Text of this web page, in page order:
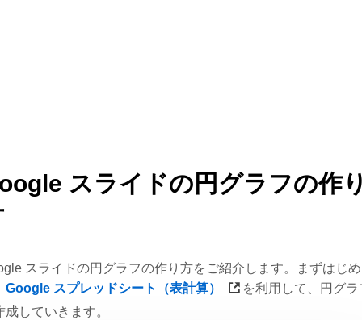
スライドの円グラフの作
スライドの円グラフの作り方をご紹介します。まずはじめ
Google スプレッドシート（表計算）
を利用して、円グラ
成していきます。